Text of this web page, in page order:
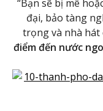
“Bạn sẽ bị mê
đại, bảo tàng
trọng và nhà hát
điểm đến nước